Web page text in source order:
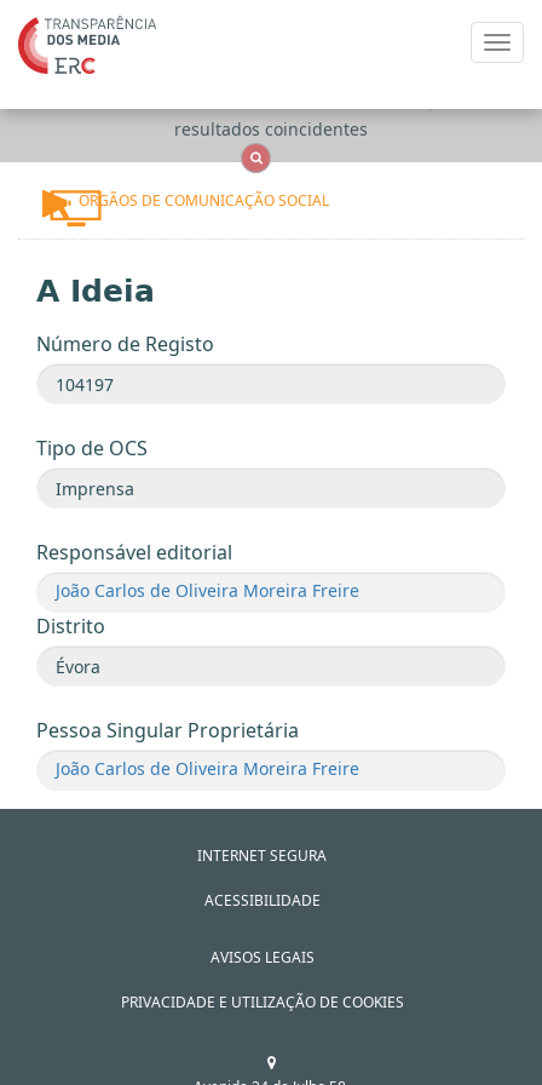
resultados coincidentes
ÓRGÃOS DE COMUNICAÇÃO SOCIAL
A Ideia
Número de Registo
Tipo de OCS
Responsável editorial
João Carlos de Oliveira Moreira Freire
Distrito
Pessoa Singular Proprietária
João Carlos de Oliveira Moreira Freire
INTERNET SEGURA
ACESSIBILIDADE
AVISOS LEGAIS
PRIVACIDADE E UTILIZAÇÃO DE COOKIES